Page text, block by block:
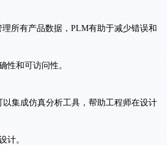
所有产品数据，PLM有助于减少错误和
性和可访问性。
集成仿真分析工具，帮助工程师在设计
计。